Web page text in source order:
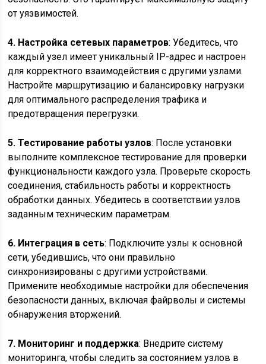
от уязвимостей.
4. Настройка сетевых параметров: Убедитесь, что
каждый узел имеет уникальный IP-адрес и настроен
для корректного взаимодействия с другими узлами.
Настройте маршрутизацию и балансировку нагрузки
для оптимального распределения трафика и
предотвращения перегрузки.
5. Тестирование работы узлов: После установки
выполните комплексное тестирование для проверки
функциональности каждого узла. Проверьте скорость
соединения, стабильность работы и корректность
обработки данных. Убедитесь в соответствии узлов
заданным техническим параметрам.
6. Интеграция в сеть: Подключите узлы к основной
сети, убедившись, что они правильно
синхронизированы с другими устройствами.
Примените необходимые настройки для обеспечения
безопасности данных, включая файрволы и системы
обнаружения вторжений.
7. Мониторинг и поддержка: Внедрите систему
мониторинга, чтобы следить за состоянием узлов в